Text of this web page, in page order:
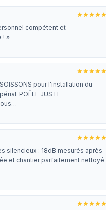
compétent et
! »
pour l'installation du
POÊLE JUSTE
silencieux : 18dB mesurés après
et chantier parfaitement nettoyé